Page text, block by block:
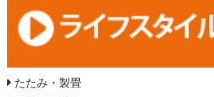
たたみ・製畳